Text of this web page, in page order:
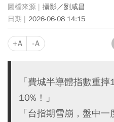
攝影／劉咸昌
2026-06-08 14:15
+A -A
「費城半導體指數重
10%！」
「台指期雪崩，盤中